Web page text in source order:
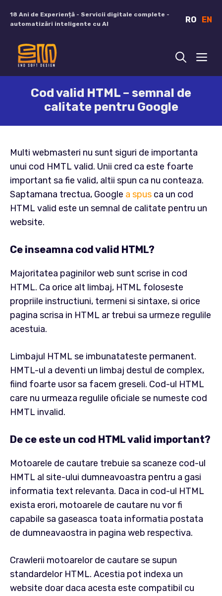
18 Ani de Experiență - Servicii digitale complete -
automatizări inteligente cu AI
RO EN
Cod valid HTML – semnal de
calitate pentru Google
Multi webmasteri nu sunt siguri de importanta
unui cod HMTL valid. Unii cred ca este foarte
important sa fie valid, altii spun ca nu conteaza.
Saptamana trectua, Google a spus ca un cod
HTML valid este un semnal de calitate pentru un
website.
Ce inseamna cod valid HTML?
Majoritatea paginilor web sunt scrise in cod
HTML. Ca orice alt limbaj, HTML foloseste
propriile instructiuni, termeni si sintaxe, si orice
pagina scrisa in HTML ar trebui sa urmeze regulile
acestuia.
Limbajul HTML se imbunatateste permanent.
HMTL-ul a deventi un limbaj destul de complex,
fiind foarte usor sa facem greseli. Cod-ul HTML
care nu urmeaza regulile oficiale se numeste cod
HMTL invalid.
De ce este un cod HTML valid important?
Motoarele de cautare trebuie sa scaneze cod-ul
HMTL al site-ului dumneavoastra pentru a gasi
informatia text relevanta. Daca in cod-ul HTML
exista erori, motoarele de cautare nu vor fi
capabile sa gaseasca toata informatia postata
de dumneavaostra in pagina web respectiva.
Crawlerii motoarelor de cautare se supun
standardelor HTML. Acestia pot indexa un
website doar daca acesta este compatibil cu